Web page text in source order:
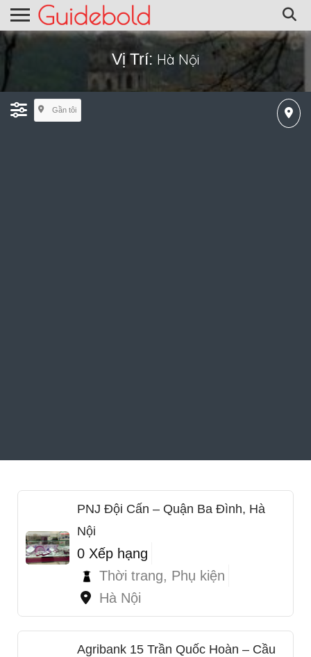
Vị Trí: Hà Nội
Gần tôi
PNJ Đội Cấn – Quận Ba Đình, Hà
Nội
0 Xếp hạng
Thời trang, Phụ kiện
Hà Nội
Agribank 15 Trần Quốc Hoàn – Cầu